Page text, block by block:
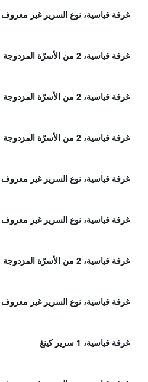
غرفة قياسية، نوع السرير غير معروف
غرفة قياسية، 2 من الأسرّة المزدوجة
غرفة قياسية، 2 من الأسرّة المزدوجة
غرفة قياسية، 2 من الأسرّة المزدوجة
غرفة قياسية، نوع السرير غير معروف
غرفة قياسية، نوع السرير غير معروف
غرفة قياسية، 2 من الأسرّة المزدوجة
غرفة قياسية، نوع السرير غير معروف
غرفة قياسية، 1 سرير كينغ